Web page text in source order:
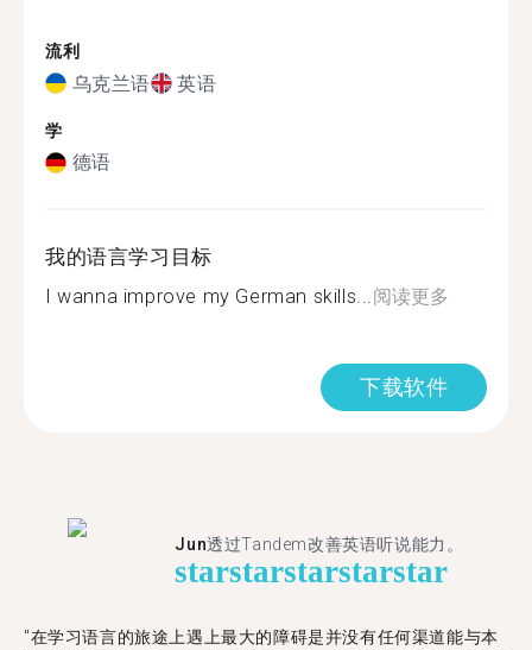
流利
乌克兰语 英语
学
德语
我的语言学习目标
I wanna improve my German skills...阅读更多
下载软件
Jun透过Tandem改善英语听说能力。
starstarstarstarstar
"在学习语言的旅途上遇上最大的障碍是并没有任何渠道能与本